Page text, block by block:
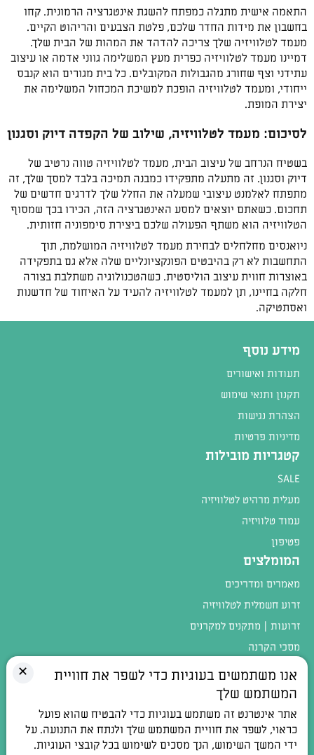
התאמה אישית מתגלה כמפתח להשגת אינטגרציה הרמונית. קחו
בחשבון את מידות החדר שלכם, פלטת הצבעים והריהוט הקיים.
מעמד לטלוויזיה שלך צריכה להדהד את המהות של הבית שלך.
דמיינו מעמד לטלוויזיה כפרית מעץ המשלימה גווני אדמה או עיצוב
עתידני וצף שחורג מהגבולות המקובלים. כל בית מגורים הוא קנבס
ייחודי, ומעמד לטלוויזיה הופכת למשיכת המכחול המשלימה את
יצירת המופת.
לסיכום: מעמד לטלוויזיה, שילוב של הקפדה דיוק וסגנון
בשטיח הנרחב של עיצוב הבית, מעמד לטלוויזיה טווה נרטיב של
דיוק וסגנון. זה מתעלה מתפקידו כמבנה תמיכה בלבד למסך שלך, זה
מתפתח לאלמנט עיצובי שמעלה את החלל שלך לדרגים חדשים של
תחכום. כשאתם יוצאים למסע האינטגרציה הזה, הכירו בכך שמסוף
הטלוויזיה הוא משתף הפעולה שלכם ביצירת סימפוניה חזותית.
ניואנסים מחלחלים לבחירת מעמד לטלוויזיה המושלמת, תוך
התחשבות לא רק בהיבטים הפונקציונליים שלה אלא גם בתפקידה
באוצרות חווית עיצוב הוליסטית. כשהטכנולוגיה משתלבת בצורה
חלקה בחיינו, תן למעמד לטלוויזיה להעיד על האיחוד של חדשנות
ואסתטיקה.
מידע נוסף
תעודות ואישורים
תקנון ותנאי שימוש
הצהרת נגישות
מדיניות פרטיות
קטגריות מובילות
SALE
מעלית מרהיט לטלוויזיה
עמוד טלוויזיה
פטיפון
המומלצים
מאמרים ומדריכים
זרוע חשמלית לטלוויזיה
זרועות | מתקנים למקרנים
מסכי הקרנה
טלפון:054-4402900
כתובת: רחוב חלוצי התעשיה 1, אלפי מנשה
דואר אלקטרוני:contact@100db.co.il
✕
אנו משתמשים בעוגיות כדי לשפר את חוויית
המשתמש שלך
אתר אינטרנט זה משתמש בעוגיות כדי להבטיח שהוא פועל
כראוי, לשפר את חוויית המשתמש שלך ולנתח את התנועה. על
ידי המשך השימוש, הנך מסכים לשימוש בכל קובצי העוגיות.